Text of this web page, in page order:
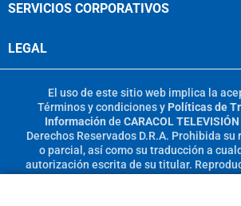
SERVICIOS CORPORATIVOS
LEGAL
El uso de este sitio web implica la
Términos y condicionesy Políticas de
Información de CARACOL
Derechos Reservados D.R.A. Prohibida su
o parcial, así como su traducción a
autorización escrita de su titular.